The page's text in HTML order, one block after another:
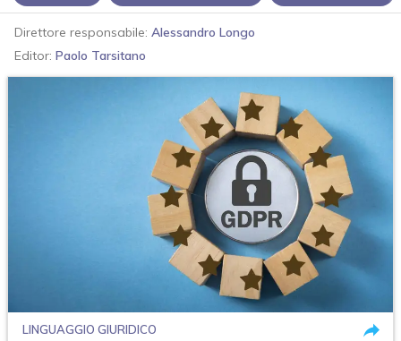
Direttore responsabile: Alessandro Longo
Editor: Paolo Tarsitano
LINGUAGGIO GIURIDICO